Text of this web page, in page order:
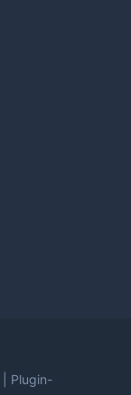
Plugin-